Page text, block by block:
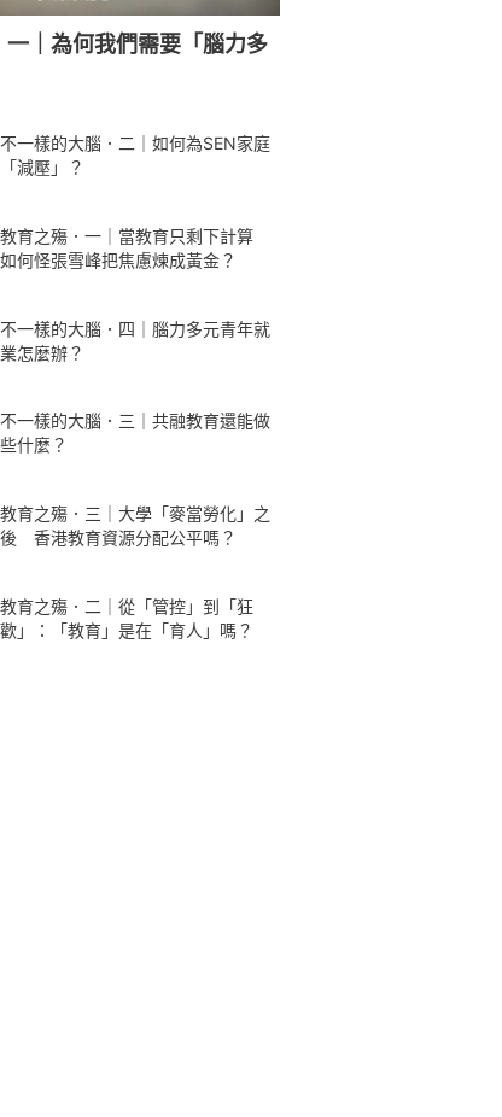
一｜為何我們需要「腦力多
不一樣的大腦．二｜如何為SEN家庭
「減壓」？
教育之殤．一｜當教育只剩下計算
如何怪張雪峰把焦慮煉成黃金？
不一樣的大腦．四｜腦力多元青年就
業怎麼辦？
不一樣的大腦．三｜共融教育還能做
些什麼？
教育之殤．三｜大學「麥當勞化」之
後 香港教育資源分配公平嗎？
教育之殤．二｜從「管控」到「狂
歡」：「教育」是在「育人」嗎？